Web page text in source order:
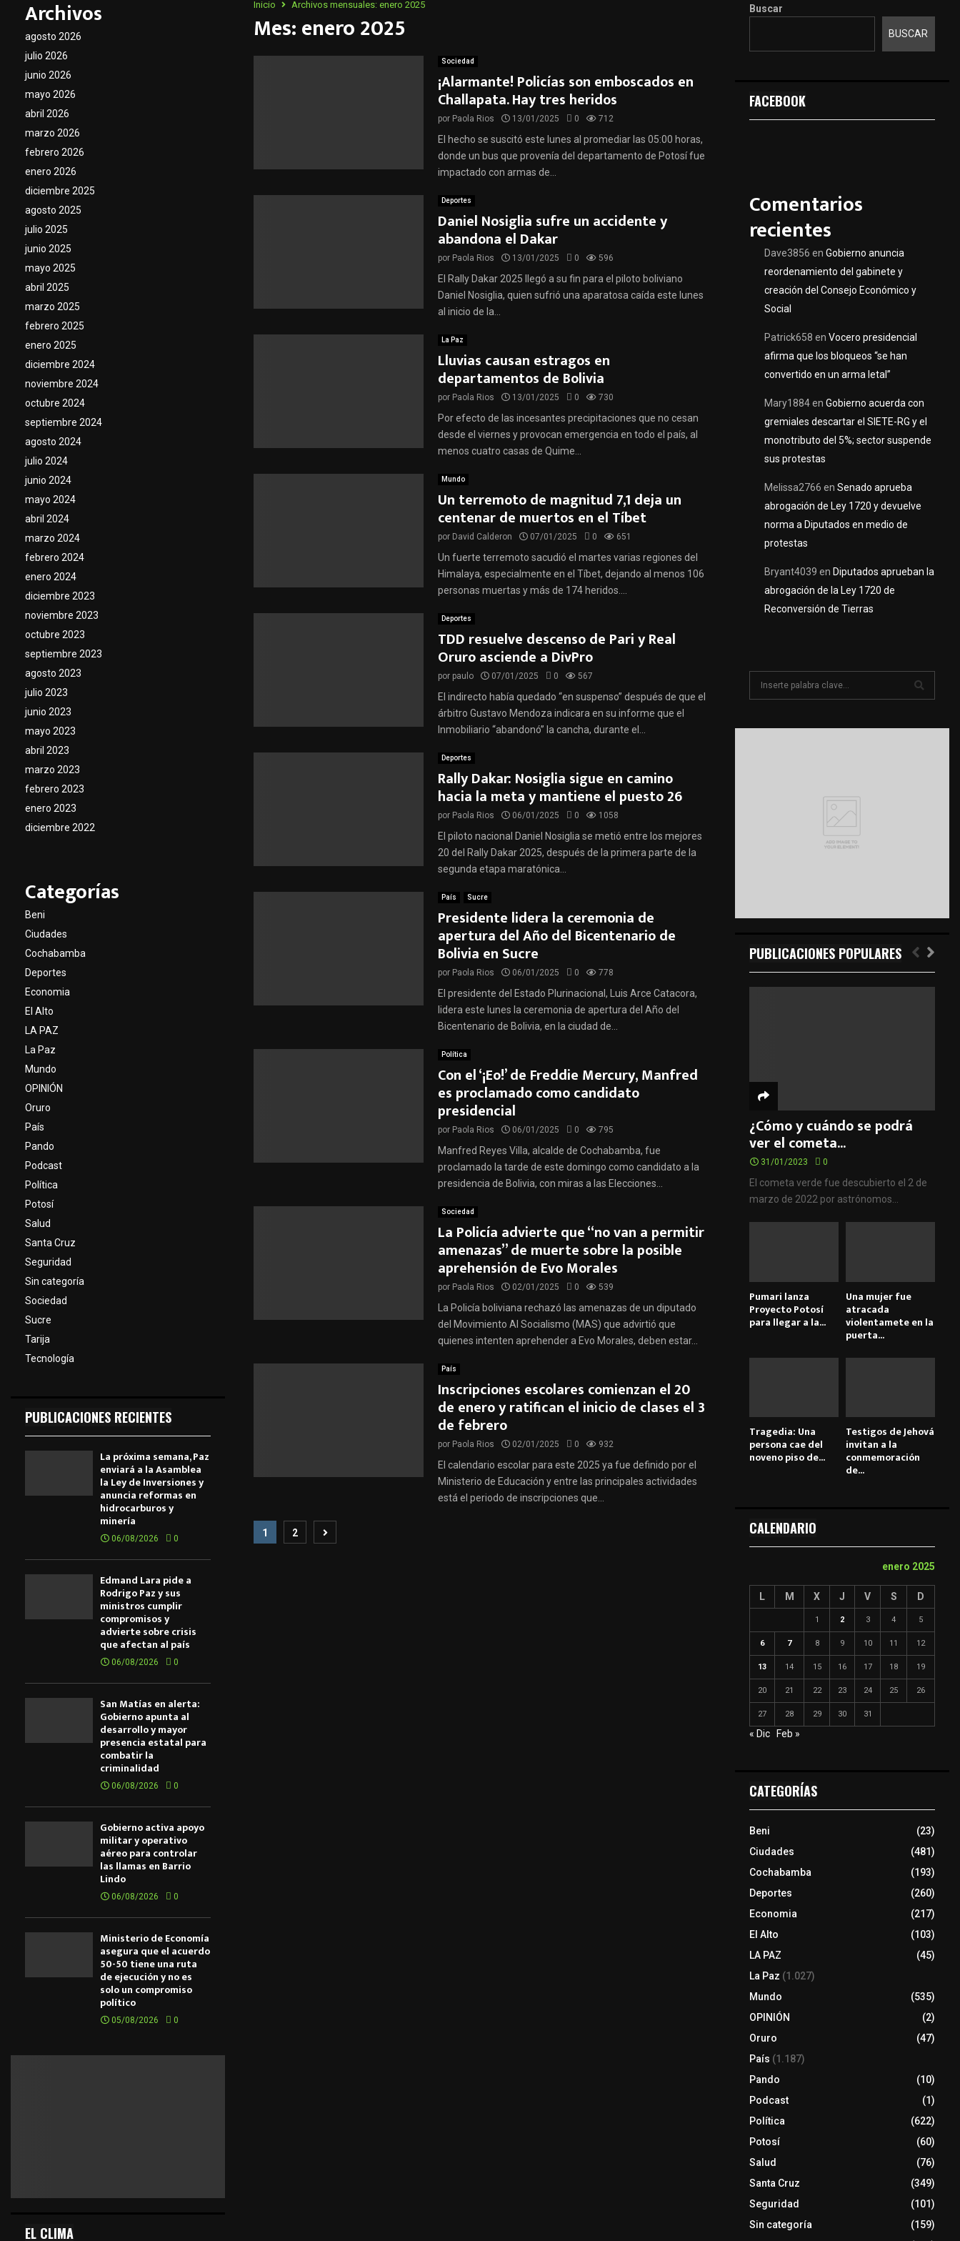
Inicio Archivos mensuales: enero 2025
Mes: enero 2025
Sociedad
¡Alarmante! Policías son emboscados en
Challapata. Hay tres heridos
por Paola Rios 13/01/2025 0 712
El hecho se suscitó este lunes al promediar las 05:00 horas,
donde un bus que provenía del departamento de Potosí fue
impactado con armas de...
Deportes
Daniel Nosiglia sufre un accidente y
abandona el Dakar
por Paola Rios 13/01/2025 0 596
El Rally Dakar 2025 llegó a su fin para el piloto boliviano
Daniel Nosiglia, quien sufrió una aparatosa caída este lunes
al inicio de la...
La Paz
Lluvias causan estragos en
departamentos de Bolivia
por Paola Rios 13/01/2025 0 730
Por efecto de las incesantes precipitaciones que no cesan
desde el viernes y provocan emergencia en todo el país, al
menos cuatro casas de Quime...
Mundo
Un terremoto de magnitud 7,1 deja un
centenar de muertos en el Tíbet
por David Calderon 07/01/2025 0 651
Un fuerte terremoto sacudió el martes varias regiones del
Himalaya, especialmente en el Tíbet, dejando al menos 106
personas muertas y más de 174 heridos....
Deportes
TDD resuelve descenso de Pari y Real
Oruro asciende a DivPro
por paulo 07/01/2025 0 567
El indirecto había quedado “en suspenso” después de que el
árbitro Gustavo Mendoza indicara en su informe que el
Inmobiliario “abandonó” la cancha, durante el...
Deportes
Rally Dakar: Nosiglia sigue en camino
hacia la meta y mantiene el puesto 26
por Paola Rios 06/01/2025 0 1058
El piloto nacional Daniel Nosiglia se metió entre los mejores
20 del Rally Dakar 2025, después de la primera parte de la
segunda etapa maratónica...
País Sucre
Presidente lidera la ceremonia de
apertura del Año del Bicentenario de
Bolivia en Sucre
por Paola Rios 06/01/2025 0 778
El presidente del Estado Plurinacional, Luis Arce Catacora,
lidera este lunes la ceremonia de apertura del Año del
Bicentenario de Bolivia, en la ciudad de...
Política
Con el ‘¡Eo!’ de Freddie Mercury, Manfred
es proclamado como candidato
presidencial
por Paola Rios 06/01/2025 0 795
Manfred Reyes Villa, alcalde de Cochabamba, fue
proclamado la tarde de este domingo como candidato a la
presidencia de Bolivia, con miras a las Elecciones...
Sociedad
La Policía advierte que “no van a permitir
amenazas” de muerte sobre la posible
aprehensión de Evo Morales
por Paola Rios 02/01/2025 0 539
La Policía boliviana rechazó las amenazas de un diputado
del Movimiento Al Socialismo (MAS) que advirtió que
quienes intenten aprehender a Evo Morales, deben estar...
País
Inscripciones escolares comienzan el 20
de enero y ratifican el inicio de clases el 3
de febrero
por Paola Rios 02/01/2025 0 932
El calendario escolar para este 2025 ya fue definido por el
Ministerio de Educación y entre las principales actividades
está el periodo de inscripciones que...
Paginación
1 2
Archivos
agosto 2026
julio 2026
junio 2026
mayo 2026
abril 2026
marzo 2026
febrero 2026
enero 2026
diciembre 2025
agosto 2025
julio 2025
junio 2025
mayo 2025
abril 2025
marzo 2025
febrero 2025
enero 2025
diciembre 2024
noviembre 2024
octubre 2024
septiembre 2024
agosto 2024
julio 2024
junio 2024
mayo 2024
abril 2024
marzo 2024
febrero 2024
enero 2024
diciembre 2023
noviembre 2023
octubre 2023
septiembre 2023
agosto 2023
julio 2023
junio 2023
mayo 2023
abril 2023
marzo 2023
febrero 2023
enero 2023
diciembre 2022
Categorías
Beni
Ciudades
Cochabamba
Deportes
Economia
El Alto
LA PAZ
La Paz
Mundo
OPINIÓN
Oruro
País
Pando
Podcast
Política
Potosí
Salud
Santa Cruz
Seguridad
Sin categoría
Sociedad
Sucre
Tarija
Tecnología
PUBLICACIONES RECIENTES
La próxima semana, Paz
enviará a la Asamblea
la Ley de Inversiones y
anuncia reformas en
hidrocarburos y
minería
06/08/2026 0
Edmand Lara pide a
Rodrigo Paz y sus
ministros cumplir
compromisos y
advierte sobre crisis
que afectan al país
06/08/2026 0
San Matías en alerta:
Gobierno apunta al
desarrollo y mayor
presencia estatal para
combatir la
criminalidad
06/08/2026 0
Gobierno activa apoyo
militar y operativo
aéreo para controlar
las llamas en Barrio
Lindo
06/08/2026 0
Ministerio de Economía
asegura que el acuerdo
50-50 tiene una ruta
de ejecución y no es
solo un compromiso
político
05/08/2026 0
EL CLIMA
Buscar
BUSCAR
FACEBOOK
Comentarios
recientes
Dave3856 en Gobierno anuncia
reordenamiento del gabinete y
creación del Consejo Económico y
Social
Patrick658 en Vocero presidencial
afirma que los bloqueos “se han
convertido en un arma letal”
Mary1884en Gobierno acuerda con
gremiales descartar el SIETE-RG y el
monotributo del 5%; sector suspende
sus protestas
Melissa2766 en Senado aprueba
abrogación de Ley 1720 y devuelve
norma a Diputados en medio de
protestas
Bryant4039 en Diputados aprueban la
abrogación de la Ley 1720 de
Reconversión de Tierras
PUBLICACIONES POPULARES
¿Cómo y cuándo se podrá
ver el cometa...
31/01/2023 0
El cometa verde fue descubierto el 2 de
marzo de 2022 por astrónomos...
Pumari lanza
Proyecto Potosí
para llegar a la...
Una mujer fue
atracada
violentamete en la
puerta...
Tragedia: Una
persona cae del
noveno piso de...
Testigos de Jehová
invitan a la
conmemoración
de...
CALENDARIO
enero 2025
L M X J V S D
1 2 3 4 5
6 7 8 9 10 11 12
13 14 15 16 17 18 19
20 21 22 23 24 25 26
27 28 29 30 31
« Dic Feb »
CATEGORÍAS
Beni
(23)
Ciudades
(481)
Cochabamba
(193)
Deportes
(260)
Economia
(217)
El Alto
(103)
LA PAZ
(45)
La Paz (1.027)
Mundo
(535)
OPINIÓN
(2)
Oruro
(47)
País (1.187)
Pando
(10)
Podcast
(1)
Política
(622)
Potosí
(60)
Salud
(76)
Santa Cruz
(349)
Seguridad
(101)
Sin categoría
(159)